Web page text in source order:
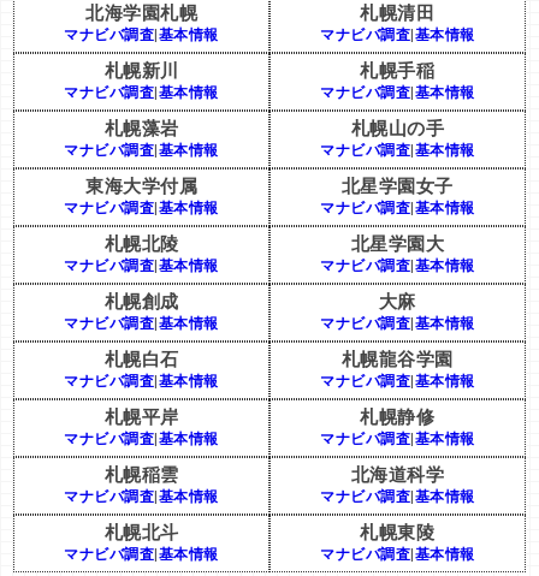
北海学園札幌
マナビバ調査|基本情報
札幌清田
マナビバ調査|基本情報
札幌新川
マナビバ調査|基本情報
札幌手稲
マナビバ調査|基本情報
札幌藻岩
マナビバ調査|基本情報
札幌山の手
マナビバ調査|基本情報
東海大学付属
マナビバ調査|基本情報
北星学園女子
マナビバ調査|基本情報
札幌北陵
マナビバ調査|基本情報
北星学園大
マナビバ調査|基本情報
札幌創成
マナビバ調査|基本情報
大麻
マナビバ調査|基本情報
札幌白石
マナビバ調査|基本情報
札幌龍谷学園
マナビバ調査|基本情報
札幌平岸
マナビバ調査|基本情報
札幌静修
マナビバ調査|基本情報
札幌稲雲
マナビバ調査|基本情報
北海道科学
マナビバ調査|基本情報
札幌北斗
マナビバ調査|基本情報
札幌東陵
マナビバ調査|基本情報